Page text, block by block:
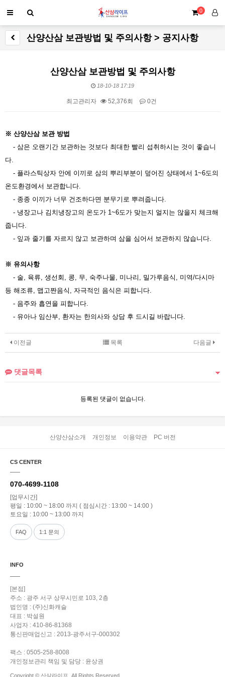
0
산양산삼 보관방법 및 주의사항 > 공지사항
산양산삼 보관방법 및 주의사항
18-10-18 17:19
최고관리자 52,376회 0건
※ 산양산삼 보관 방법
- 삼은 오랜기간 보관하는 것보다 최대한 빨리 섭취하시는 것이 좋습니
다.
- 플라스틱상자 안에 이끼로 삼의 뿌리부분이 덮어진 상태에서 1~6도의
온도환경에서 보관합니다.
- 종종 이끼가 너무 건조하다면 분무기로 뿌려줍니다.
- 냉장고나 김치냉장고의 온도가 1~6도가 맞는지 얼지는 않을지 체크해
줍니다.
- 잎과 줄기를 자르지 않고 보관하며 삼을 심어서 보관하지 않습니다.
※ 유의사항
- 술, 육류, 생선회, 콩, 무, 숙주나물, 미나리, 밀가루음식, 미역/다시마
등 해조류, 맵고짠음식, 자극적인 음식은 피합니다.
- 음주와 흡연을 피합니다.
- 유아나 임산부, 환자는 한의사와 상담 후 드시길 바랍니다.
이전글 다음글
목록
댓글목록
등록된 댓글이 없습니다.
산양산삼소개 개인정보 이용약관 PC 버전
CS CENTER
070-4699-1108
[업무시간]
평일 : 10:00 ~ 18:00 까지 ( 점심시간 : 13:00 ~ 14:00 )
토요일 : 10:00 ~ 13:00 까지
FAQ 1:1 문의
INFO
[본점]
주소 : 광주 서구 상무시민로 103, 2층
법인명 : (주)신화캐슬
대표 : 박설원
사업자 : 410-86-81368
통신판매업신고 : 2013-광주서구-000302
팩스 : 0505-258-8008
개인정보관리 책임 및 담당 : 윤상권
Copyright © 산삼라이프. All Rights Reserved.